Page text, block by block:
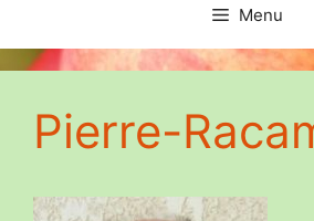
Menu
Pierre-